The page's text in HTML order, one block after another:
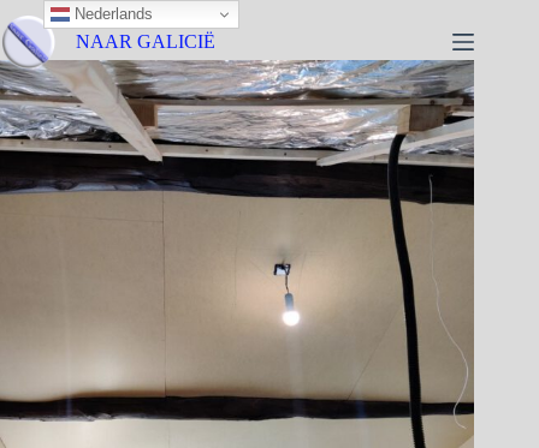
NAAR GALICIË
Nederlands